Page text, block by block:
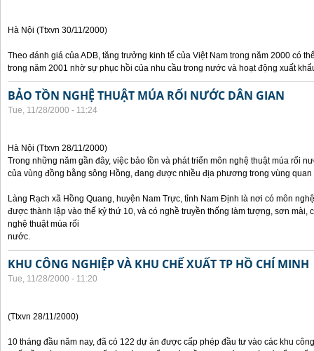
Hà Nội (Ttxvn 30/11/2000)
Theo đánh giá của ADB, tăng trưởng kinh tế của Việt Nam trong năm 2000 có
trong năm 2001 nhờ sự phục hồi của nhu cầu trong nước và hoạt động xuất
BẢO TỒN NGHỆ THUẬT MÚA RỐI NƯỚC DÂN GIAN
Tue, 11/28/2000 - 11:24
Hà Nội (Ttxvn 28/11/2000)
Trong những năm gần đây, việc bảo tồn và phát triển môn nghệ thuật múa rối
của vùng đồng bằng sông Hồng, đang được nhiều địa phương trong vùng quan
Làng Rạch xã Hồng Quang, huyện Nam Trực, tỉnh Nam Định là nơi có môn
được thành lập vào thế kỷ thứ 10, và có nghề truyền thống làm tượng, sơn mài,
nghệ thuật múa rối
nước.
KHU CÔNG NGHIỆP VÀ KHU CHẾ XUẤT TP HỒ CHÍ MINH
Tue, 11/28/2000 - 11:20
(Ttxvn 28/11/2000)
10 tháng đầu năm nay, đã có 122 dự án được cấp phép đầu tư vào các khu